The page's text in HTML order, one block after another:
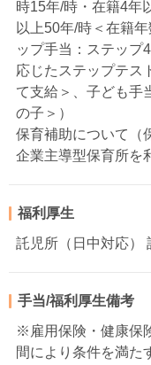
時15年/時・在籍4年
以上50年/時＜在籍
ップ手当：ステップ
応じたステップテス
て支給＞、子ども手
の子＞）
保育補助について（
企業主導型保育所を
福利厚生
託児所（日中対応）
手当/福利厚生備考
※雇用保険・健康保
間により条件を満た